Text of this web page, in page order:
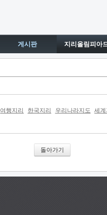
게시판 지리올림피아
여행지리 한국지리 우리나라지도 세
돌아가기